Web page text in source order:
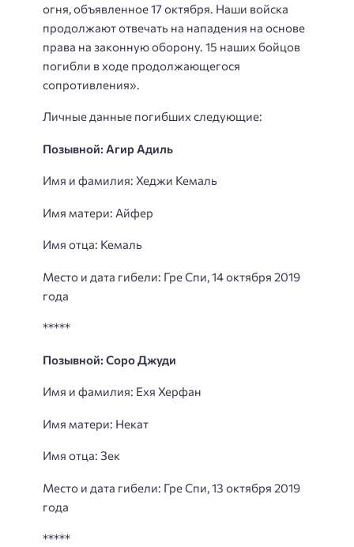
огня, объявленное 17 октября. Наши войска
продолжают отвечать на нападения на основе
права на законную оборону. 15 наших бойцов
погибли в ходе продолжающегося
сопротивления».
Личные данные погибших следующие:
Позывной: Агир Адиль
Имя и фамилия: Хеджи Кемаль
Имя матери: Айфер
Имя отца: Кемаль
Место и дата гибели: Гре Спи, 14 октября 2019
года
*****
Позывной: Соро Джуди
Имя и фамилия: Ехя Херфан
Имя матери: Некат
Имя отца: Зек
Место и дата гибели: Гре Спи, 13 октября 2019
года
*****